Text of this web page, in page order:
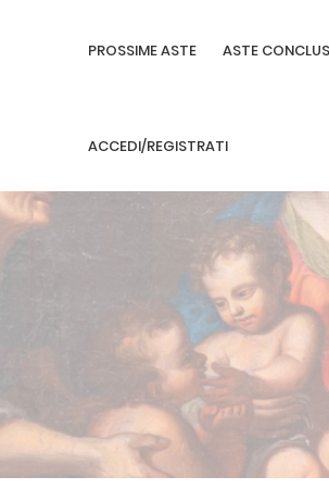
PROSSIME ASTE ASTE
ACCEDI/REGISTRATI